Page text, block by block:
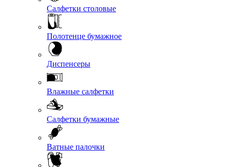
Салфетки столовые
Полотенце бумажное
Диспенсеры
Влажные салфетки
Салфетки бумажные
Ватные палочки